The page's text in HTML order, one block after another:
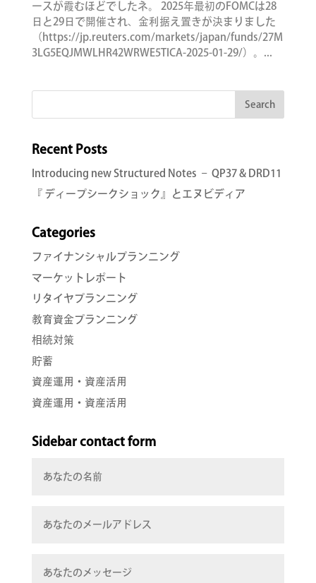
ースが霞むほどでしたネ。 2025年最初のFOMCは28
日と29日で開催され、金利据え置きが決まりました
（https://jp.reuters.com/markets/japan/funds/27M
3LG5EQJMWLHR42WRWE5TICA-2025-01-29/）。...
Recent Posts
Introducing new Structured Notes – QP37 & DRD11
『 ディープシークショック』とエヌビディア
Categories
ファイナンシャルプランニング
マーケットレポート
リタイヤプランニング
教育資金プランニング
相続対策
貯蓄
資産運用・資産活用
資産運用・資産活用
Sidebar contact form